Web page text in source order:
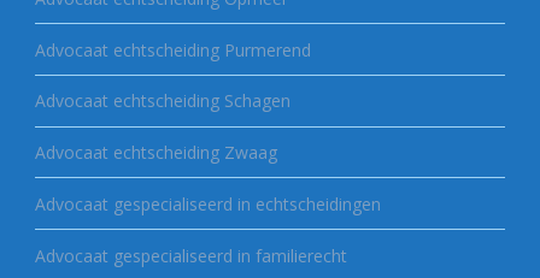
Advocaat echtscheiding Purmerend
Advocaat echtscheiding Schagen
Advocaat echtscheiding Zwaag
Advocaat gespecialiseerd in echtscheidingen
Advocaat gespecialiseerd in familierecht